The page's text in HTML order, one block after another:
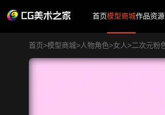
首页模型商城作品资
首页>模型商城>人物角色>女人>二次元粉